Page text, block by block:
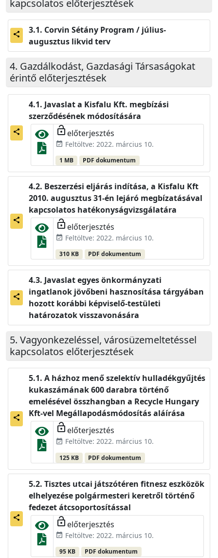
kapcsolatos előterjesztések
share
Corvin Sétány Program / július-
augusztus likvid terv
Gazdálkodást, Gazdasági Társaságokat
érintő előterjesztések
share
Javaslat a Kisfalu Kft. megbízási
szerződésének módosítására
lock_open előterjesztés
event_available Feltöltve: 2022. március 10.
1 MB PDF dokumentum
share
Beszerzési eljárás indítása, a Kisfalu Kft
2010. augusztus 31-én lejáró megbízatásával
kapcsolatos hatékonyságvizsgálatára
lock_open előterjesztés
event_available Feltöltve: 2022. március 10.
310 KB PDF dokumentum
share
Javaslat egyes önkormányzati
ingatlanok jövőbeni hasznosítása tárgyában
hozott korábbi képviselő-testületi
határozatok visszavonására
Vagyonkezeléssel, városüzemeltetéssel
kapcsolatos előterjesztések
share
A házhoz menő szelektív hulladékgyűjtés
kukaszámának 600 darabra történő
emelésével összhangban a Recycle Hungary
Kft-vel Megállapodásmódosítás aláírása
lock_open előterjesztés
event_available Feltöltve: 2022. március 10.
125 KB PDF dokumentum
share
Tisztes utcai játszótéren fitnesz eszközök
elhelyezése polgármesteri keretről történő
fedezet átcsoportosítással
lock_open előterjesztés
event_available Feltöltve: 2022. március 10.
95 KB PDF dokumentum